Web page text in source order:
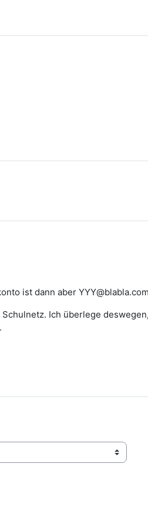
ist dann aber
Ich überlege